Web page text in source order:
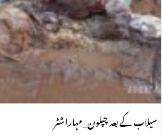
سیلاب کے بعد چپلون_ مہاراشٹر